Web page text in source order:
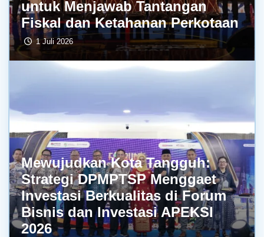
untuk Menjawab Tantangan
Fiskal dan Ketahanan Perkotaan
1 Juli 2026
Mewujudkan Kota Tangguh:
Strategi DPMPTSP Menggaet
Investasi Berkualitas di Forum
Bisnis dan Investasi APEKSI
2026